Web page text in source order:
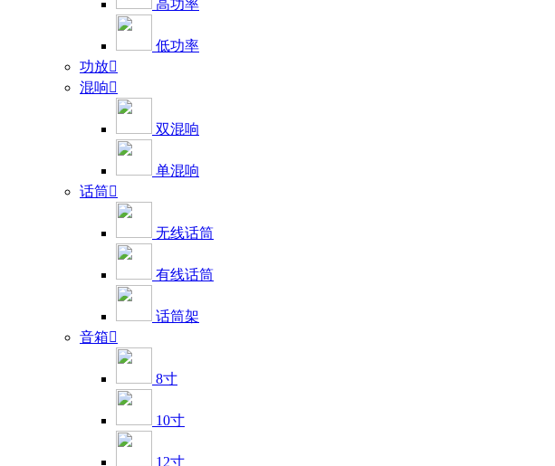
高功率
低功率
功放
混响
双混响
单混响
话筒
无线话筒
有线话筒
话筒架
音箱
8寸
10寸
12寸